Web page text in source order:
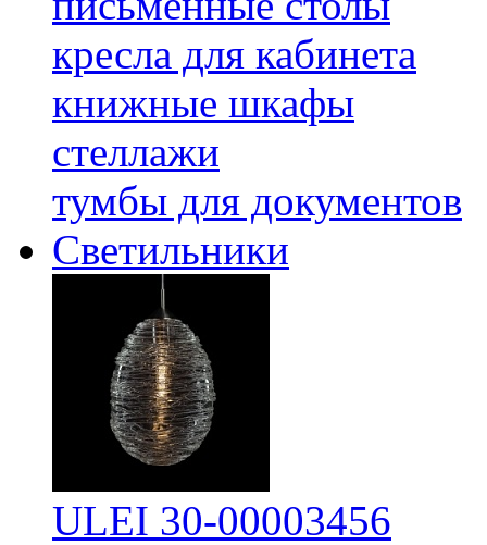
кресла для кабинета
книжные шкафы
стеллажи
тумбы для документов
Светильники
ULEI 30-00003456